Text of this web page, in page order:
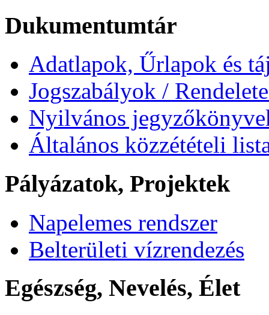
Dukumentumtár
Adatlapok, Űrlapok és
Jogszabályok /
Nyilvános
Általános közzétételi
Pályázatok, Projektek
Napelemes rendszer
Belterületi vízrendezés
Egészség, Nevelés, Élet